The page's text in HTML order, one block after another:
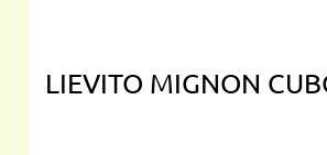
LIEVITO MIGNON